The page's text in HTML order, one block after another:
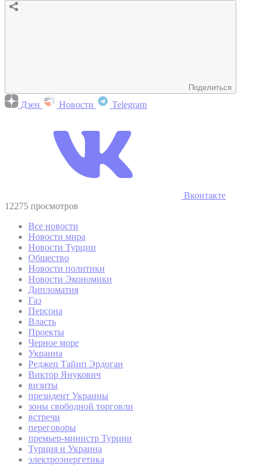
Поделиться
Дзен Новости Telegram
Вконтакте
12275 просмотров
Все новости
Новости мира
Новости Турции
Общество
Новости политики
Новости Экономики
Дипломатия
Газ
Персона
Власть
Проекты
Черное море
Украина
Реджеп Тайип Эрдоган
Виктор Янукович
визиты
президент Украины
зоны свободной торговли
встречи
переговоры
премьер-министр Турции
Турция и Украина
электроэнергетика